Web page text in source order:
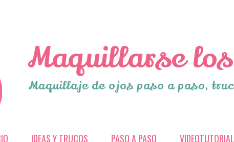
Maquillarse
Maquillaje de ojos paso a paso,
IDEAS Y TRUCOS PASO A PASO